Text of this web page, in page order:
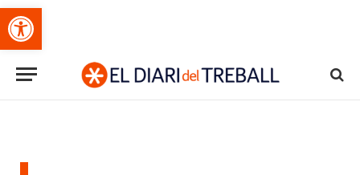
Obre la barra d'eines